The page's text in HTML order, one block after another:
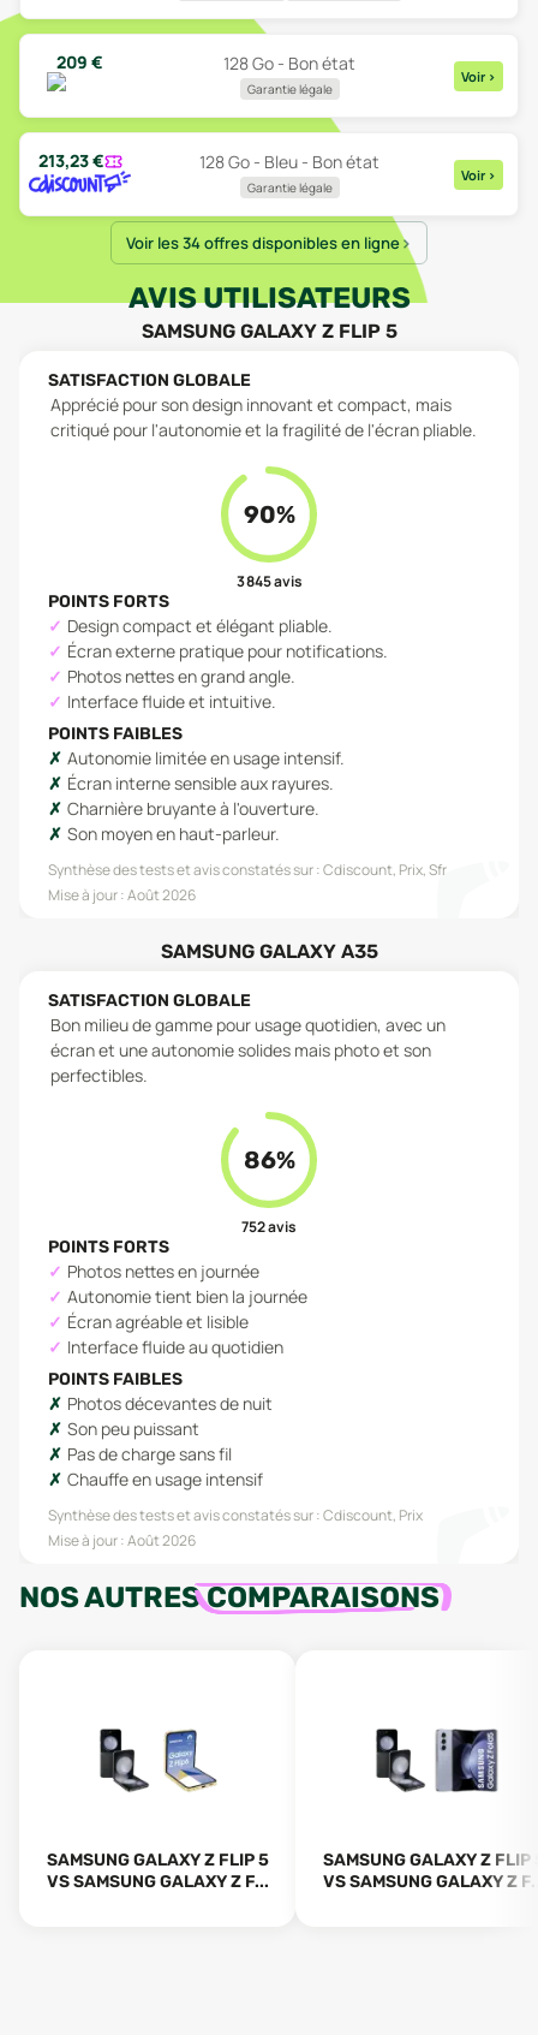
209 € 128 Go - Bon état
Garantie légale
Voir >
213,23€ 128 Go - Bleu - Bon état
Garantie légale
Voir >
Voir les 34 offres disponibles en ligne
AVIS UTILISATEURS
SAMSUNG GALAXY Z FLIP 5
SATISFACTION GLOBALE
Apprécié pour son design innovant et compact, mais
critiqué pour l'autonomie et la fragilité de l'écran pliable.
90%
3 845avis
POINTS FORTS
Design compact et élégant pliable.
Écran externe pratique pour notifications.
Photos nettes en grand angle.
Interface fluide et intuitive.
POINTS FAIBLES
Autonomie limitée en usage intensif.
Écran interne sensible aux rayures.
Charnière bruyante à l'ouverture.
Son moyen en haut-parleur.
Synthèse des tests et avis constatés sur :Cdiscount, Prix, Sfr
Mise à jour :Août 2026
SAMSUNG GALAXY A35
SATISFACTION GLOBALE
Bon milieu de gamme pour usage quotidien, avec un
écran et une autonomie solides mais photo et son
perfectibles.
86%
752avis
POINTS FORTS
Photos nettes en journée
Autonomie tient bien la journée
Écran agréable et lisible
Interface fluide au quotidien
POINTS FAIBLES
Photos décevantes de nuit
Son peu puissant
Pas de charge sans fil
Chauffe en usage intensif
Synthèse des tests et avis constatés sur :Cdiscount, Prix
Mise à jour :Août 2026
NOS AUTRESCOMPARAISONS
SAMSUNG GALAXY Z FLIP 5
VS SAMSUNG GALAXY Z F...
SAMSUNG GALAXY Z FLIP
VS SAMSUNG GALAXY Z